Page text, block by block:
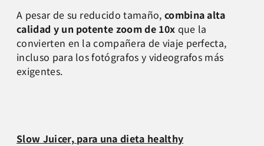
A pesar de su reducido tamaño, combina alta
calidad y un potente zoom de 10x que la
convierten en la compañera de viaje perfecta,
incluso para los fotógrafos y videografos más
exigentes.
Slow Juicer, para una dieta healthy